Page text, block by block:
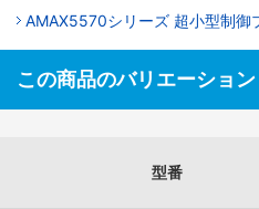
AMAX5570シリーズ 超小型制御
この商品のバリエーション
型番